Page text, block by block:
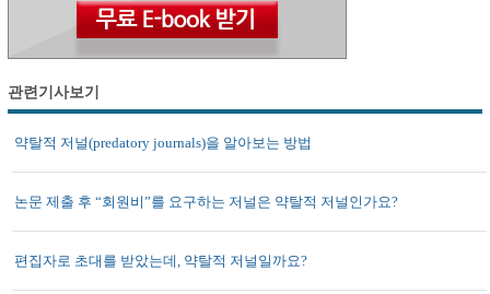
관련기사보기
약탈적 저널(predatory journals)을 알아보는 방법
논문 제출 후 “회원비”를 요구하는 저널은 약탈적 저널인가요?
편집자로 초대를 받았는데, 약탈적 저널일까요?